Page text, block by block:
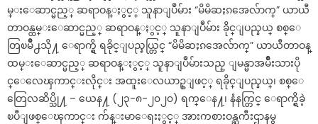
မ္းေဆာင္မည့္ ဆရာဝန္ႏွင့္ သူနာျပဳမ်ား “မိမိဆႏၵအေလ်ာက္” ယာယီ
တာဝန္ထမ္းေဆာင္မည့္ ဆရာဝန္ႏွင့္ သူနာျပဳမ်ား ခိုင္ျပည္နယ္ စစ္ေ
တြၿမိဳ႕သို႔ ေရာက္ရွိ ရခိုင္ျပည္နယ္တြင္ “မိမိဆႏၵအေလ်ာက္” ယာယီတာဝန္
ထမ္းေဆာင္မည့္ ဆရာဝန္ႏွင့္ သူနာျပဳမ်ားသည္ ျမန္မာအမ်ိဳးသားပို
င္ေလေၾကာင္းလိုင္း အထူးေလယာဥ္ျဖင့္ ရခိုင္ျပည္နယ္၊ စစ္ေ
တြေလဆိပ္သို႔ – ယေန႔ (၂၃-၈-၂၀၂၀) ရက္ေန႔၊ နံနက္တြင္ ေရာက္ရွိခဲ့
ၿပီျဖစ္ေၾကာင္း က်န္းမာေရးႏွင့္ အားကစားဝန္ႀကီးဌာနမွ